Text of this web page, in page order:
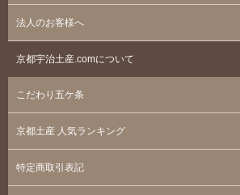
法人のお客様へ
京都宇治土産.comについて
こだわり五ケ条
京都土産 人気ランキング
特定商取引表記